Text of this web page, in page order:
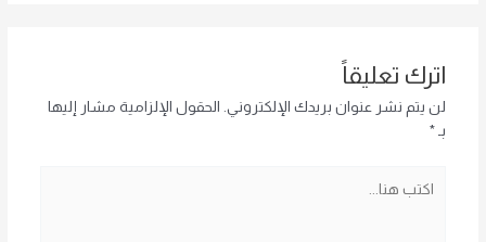
اترك تعليقاً
لن يتم نشر عنوان بريدك الإلكتروني. الحقول الإلزامية مشار إليها
بـ *
هنا...